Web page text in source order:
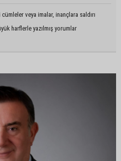
veya imalar, inançlara saldırı
harflerle yazılmış yorumlar